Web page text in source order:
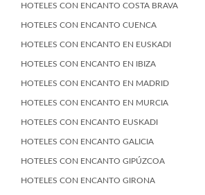
HOTELES CON ENCANTO COSTA BRAVA
HOTELES CON ENCANTO CUENCA
HOTELES CON ENCANTO EN EUSKADI
HOTELES CON ENCANTO EN IBIZA
HOTELES CON ENCANTO EN MADRID
HOTELES CON ENCANTO EN MURCIA
HOTELES CON ENCANTO EUSKADI
HOTELES CON ENCANTO GALICIA
HOTELES CON ENCANTO GIPÚZCOA
HOTELES CON ENCANTO GIRONA